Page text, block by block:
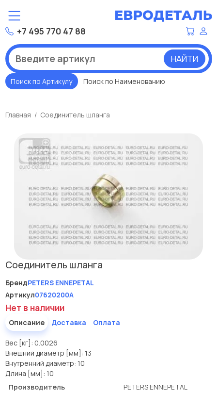
+7 495 770 47 88
НАЙТИ
Поиск по Артикулу Поиск по Наименованию
Главная Соединитель шланга
Соединитель шланга
БрендPETERS ENNEPETAL
Артикул07620200A
Нет в наличии
Описание Доставка Оплата
Вес [кг]: 0.0026
Внешний диаметр [мм]: 13
Внутренний диаметр: 10
Длина [мм]: 10
Производитель
PETERS ENNEPETAL